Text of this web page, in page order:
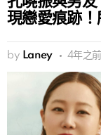
現戀愛痕跡
by Laney 4年之前